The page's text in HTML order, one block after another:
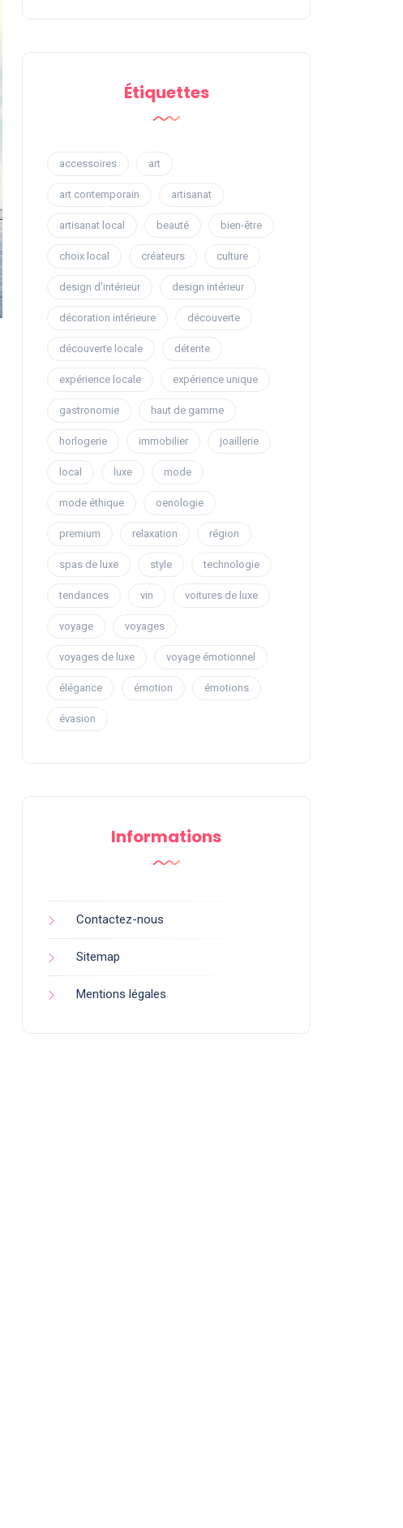
Étiquettes
accessoires art
art contemporain artisanat
artisanat local beauté bien-être
choix local créateurs culture
design d'intérieur design intérieur
décoration intérieure découverte
découverte locale détente
expérience locale expérience unique
gastronomie haut de gamme
horlogerie immobilier joaillerie
local luxe mode
mode éthique oenologie
premium relaxation région
spas de luxe style technologie
tendances vin voitures de luxe
voyage voyages
voyages de luxe voyage émotionnel
élégance émotion émotions
évasion
Informations
Contactez-nous
Sitemap
Mentions légales